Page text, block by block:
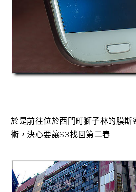
於是前往位於西門町獅子林的膜斯
術，決心要讓S3找回第二春